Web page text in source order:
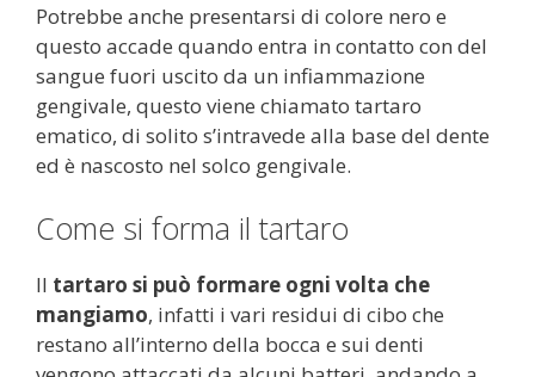
Potrebbe anche presentarsi di colore nero e
questo accade quando entra in contatto con del
sangue fuori uscito da un infiammazione
gengivale, questo viene chiamato tartaro
ematico, di solito s’intravede alla base del dente
ed è nascosto nel solco gengivale.
Come si forma il tartaro
Il tartaro si può formare ogni volta che
mangiamo, infatti i vari residui di cibo che
restano all’interno della bocca e sui denti